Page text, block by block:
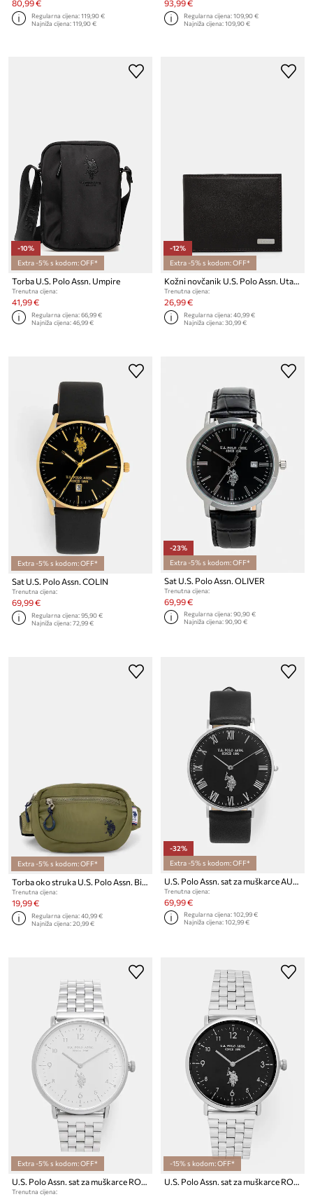
80,99 €
Regularna cijena:119,90 €
Najniža cijena:119,90 €
93,99 €
Regularna cijena:109,90 €
Najniža cijena:109,90 €
-10%
Extra -5% s kodom: OFF*
Torba U.S. Polo Assn. Umpire
Trenutna cijena:
41,99 €
Regularna cijena:66,99 €
Najniža cijena:46,99 €
-12%
Extra -5% s kodom: OFF*
Kožni novčanik U.S. Polo Assn. Utah
Trenutna cijena:
26,99 €
Regularna cijena:40,99 €
Najniža cijena:30,99 €
Extra -5% s kodom: OFF*
Sat U.S. Polo Assn. COLIN
Trenutna cijena:
69,99 €
Regularna cijena:95,90 €
Najniža cijena:72,99 €
-23%
Extra -5% s kodom: OFF*
Sat U.S. Polo Assn. OLIVER
Trenutna cijena:
69,99 €
Regularna cijena:90,90 €
Najniža cijena:90,90 €
Extra -5% s kodom: OFF*
Torba oko struka U.S. Polo Assn. Bigfork
Trenutna cijena:
19,99 €
Regularna cijena:40,99 €
Najniža cijena:20,99 €
-32%
Extra -5% s kodom: OFF*
Trenutna cijena:
69,99 €
Regularna cijena:102,99 €
Najniža cijena:102,99 €
Extra -5% s kodom: OFF*
Trenutna cijena:
-15% s kodom: OFF*